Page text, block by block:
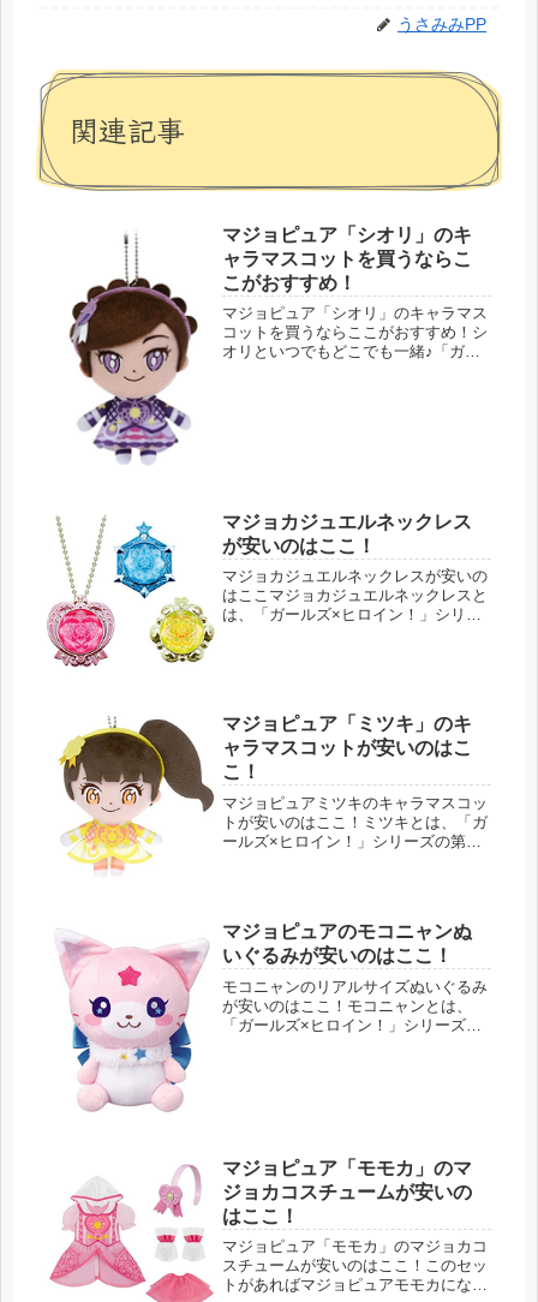
うさみみPP
関連記事
マジョピュア「シオリ」のキ
ャラマスコットを買うならこ
こがおすすめ！
マジョピュア「シオリ」のキャラマス
コットを買うならここがおすすめ！シ
オリといつでもどこでも一緒♪「ガー
マジョカジュエルネックレス
が安いのはここ！
マジョカジュエルネックレスが安いの
はここマジョカジュエルネックレスと
は、「ガールズ×ヒロイン！」シリー
マジョピュア「ミツキ」のキ
ャラマスコットが安いのはこ
こ！
マジョピュアミツキのキャラマスコッ
トが安いのはここ！ミツキとは、「ガ
ールズ×ヒロイン！」シリーズの第２
動神経が抜群な魔法戦士ミツキといつ
でも...
マジョピュアのモコニャンぬ
いぐるみが安いのはここ！
モコニャンのリアルサイズぬいぐるみ
が安いのはここ！モコニャンとは、
「ガールズ×ヒロイン！」シリーズの
マジョピュア「モモカ」のマ
ジョカコスチュームが安いの
はここ！
マジョピュア「モモカ」のマジョカコ
スチュームが安いのはここ！このセッ
トがあればマジョピュアモモカになり